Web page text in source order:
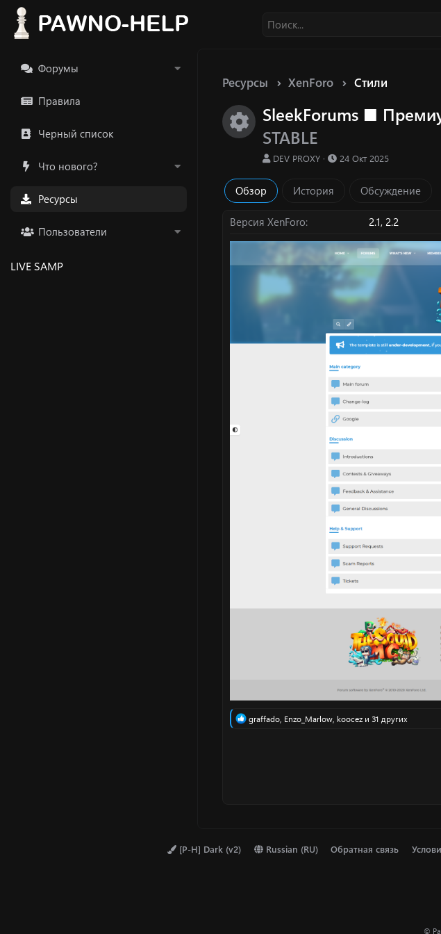
Форумы
Правила
Черный список
Что нового?
Ресурсы
Пользователи
LIVE SAMP
Ресурсы XenForo Стили
Иконка ресурса
SleekForums ■
STABLE
А
т
о
DEV PROXY
Д
д
а
н
и
я
24 Окт 2025
Обзор История Обсуждение
Версия XenForo 2.1 2.2
Р
graffado Enzo_Marlow koocez и 31 других
[P-H] Dark (v2) Russian (RU) Обратная связь
©